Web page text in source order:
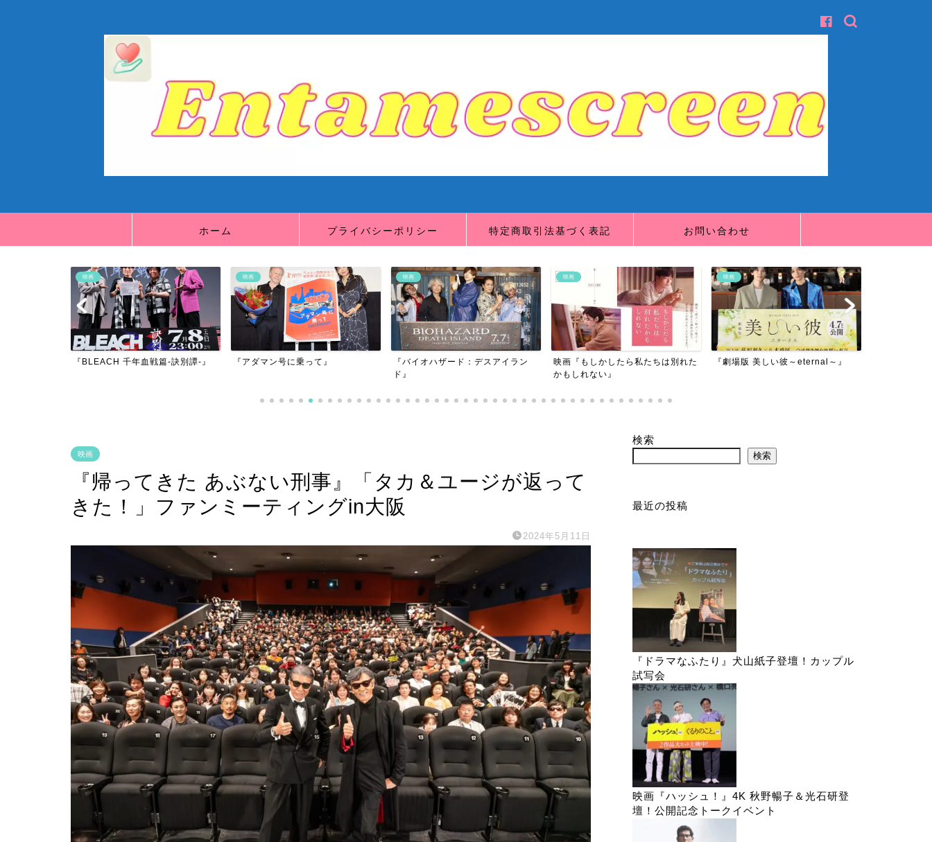
ホーム プライバシーポリシー 特定商取引法基づく表記 お問い合わせ
千年血戦篇-訣別譚-』
映画
『アダマン号に乗って』
映画
『バイオハザード：デスアイラン
映画
映画『もしかしたら私たちは別れた
『劇場版 美しい彼～eternal～』
映画
『東京貧困女子。-貧困なんて他人
映画
『帰ってきた あぶない刑事』「タカ＆ユージが返って
きた！」ファンミーティングin大阪
2024年5月11日
検索
検索
最近の投稿
『ドラマなふたり』犬山紙子登壇！カップル
試写会
映画『ハッシュ！』4K 秋野暢子＆光石研登
壇！公開記念トークイベント